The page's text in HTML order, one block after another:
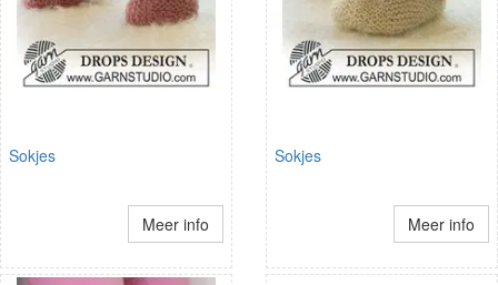
Sokjes
Meer info
Sokjes
Meer info